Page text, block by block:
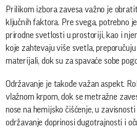
Prilikom izbora zavesa važno je
ključnih faktora. Pre svega, potrebno
prirodne svetlosti u prostoriji, kao i
koje zahtevaju više svetla,
materijali, dok su za spavaće sobe
Održavanje je takođe važan aspekt.
vlažnom krpom, dok se metražne
nose na hemijsko čišćenje, u
održavanje doprinosi dugotrajnosti i